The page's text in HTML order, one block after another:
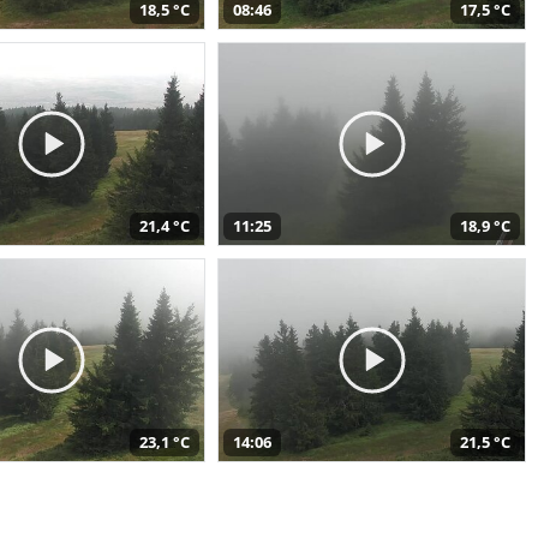
18,5 °C 08:46 17,5 °C
21,4 °C 11:25 18,9 °C
23,1 °C 14:06 21,5 °C